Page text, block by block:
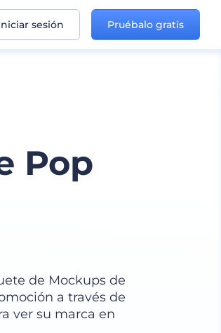
sesión Pruébalo gratis
Pop
de Mockups de
a través de
ver su marca en